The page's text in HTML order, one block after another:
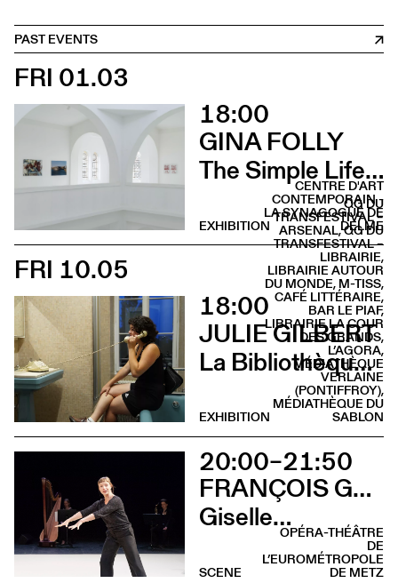
PAST EVENTS
FRI 01.03
18:00
GINA FOLLY
The Simple Life (Vernissage)
CENTRE D'ART
CONTEMPORAIN -
LA SYNAGOGUE DE
DELME
EXHIBITION
FRI 10.05
18:00
JULIE GILBERT
La Bibliothèque sonore des femmes (Vernissage)
QG DU
TRANSFESTIVAL –
ARSENAL, QG DU
TRANSFESTIVAL –
LIBRAIRIE,
LIBRAIRIE AUTOUR
DU MONDE, M-TISS,
CAFÉ LITTÉRAIRE,
BAR LE PIAF,
LIBRAIRIE LA COUR
DES GRANDS,
L’AGORA,
MÉDIATHÈQUE
VERLAINE
(PONTIFFROY),
MÉDIATHÈQUE DU
SABLON
EXHIBITION
20:00–21:50
FRANÇOIS GREMAUD & SAMANTHA VAN WISSEN
Giselle…OPÉRA-THÉÂTRE
DE
L’EUROMÉTROPOLE
DE METZ
SCENE